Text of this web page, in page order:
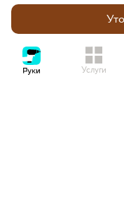
Услуги